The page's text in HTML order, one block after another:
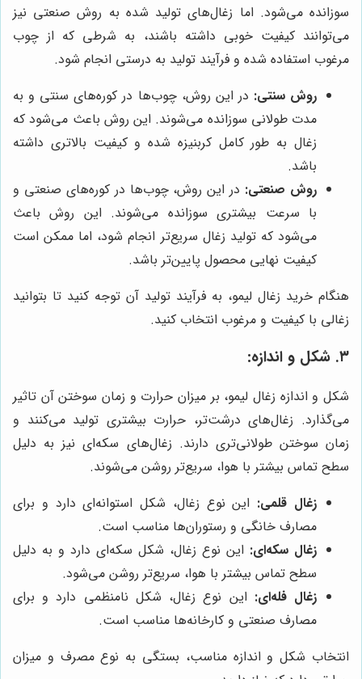
سوزانده می‌شود. اما زغال‌های تولید شده به روش صنعتی نیز
می‌توانند کیفیت خوبی داشته باشند، به شرطی که از چوب
مرغوب استفاده شده و فرآیند تولید به درستی انجام شود.
روش سنتی: در این روش، چوب‌ها در کوره‌های سنتی و به
مدت طولانی سوزانده می‌شوند. این روش باعث می‌شود که
زغال به طور کامل کربنیزه شده و کیفیت بالاتری داشته
باشد.
روش صنعتی: در این روش، چوب‌ها در کوره‌های صنعتی و
با سرعت بیشتری سوزانده می‌شوند. این روش باعث
می‌شود که تولید زغال سریع‌تر انجام شود، اما ممکن است
کیفیت نهایی محصول پایین‌تر باشد.
هنگام خرید زغال لیمو، به فرآیند تولید آن توجه کنید تا بتوانید
زغالی با کیفیت و مرغوب انتخاب کنید.
۳. شکل و اندازه:
شکل و اندازه زغال لیمو، بر میزان حرارت و زمان سوختن آن تاثیر
می‌گذارد. زغال‌های درشت‌تر، حرارت بیشتری تولید می‌کنند و
زمان سوختن طولانی‌تری دارند. زغال‌های سکه‌ای نیز به دلیل
سطح تماس بیشتر با هوا، سریع‌تر روشن می‌شوند.
زغال قلمی: این نوع زغال، شکل استوانه‌ای دارد و برای
مصارف خانگی و رستوران‌ها مناسب است.
زغال سکه‌ای: این نوع زغال، شکل سکه‌ای دارد و به دلیل
سطح تماس بیشتر با هوا، سریع‌تر روشن می‌شود.
زغال فله‌ای: این نوع زغال، شکل نامنظمی دارد و برای
مصارف صنعتی و کارخانه‌ها مناسب است.
انتخاب شکل و اندازه مناسب، بستگی به نوع مصرف و میزان